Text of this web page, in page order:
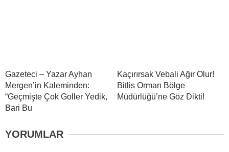
Gazeteci – Yazar Ayhan
Mergen’in Kaleminden:
“Geçmişte Çok Goller Yedik,
Bari Bu
Kaçırırsak Vebali Ağır Olur!
Bitlis Orman Bölge
Müdürlüğü’ne Göz Dikti!
YORUMLAR